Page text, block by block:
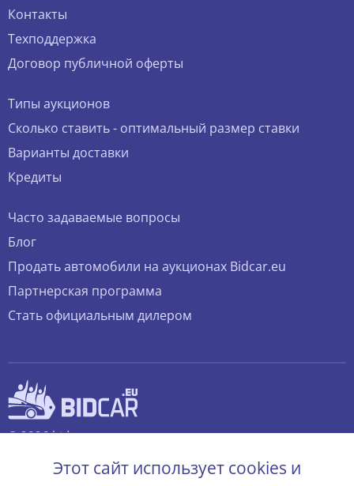
Контакты
Техподдержка
Договор публичной оферты
Типы аукционов
Сколько ставить - оптимальный размер ставки
Варианты доставки
Кредиты
Часто задаваемые вопросы
Блог
Продать автомобили на аукционах Bidcar.eu
Партнерская программа
Стать официальным дилером
© 2026 bidcar.eu
Этот сайт использует cookies и